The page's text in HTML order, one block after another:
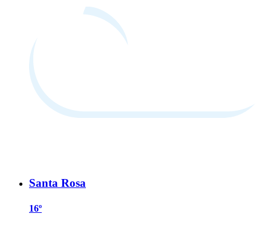
Santa Rosa
16º